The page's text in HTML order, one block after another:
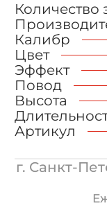
Количество
Калибр
Цвет
Эффект
Повод
Высота
Артикул
г. Санкт-